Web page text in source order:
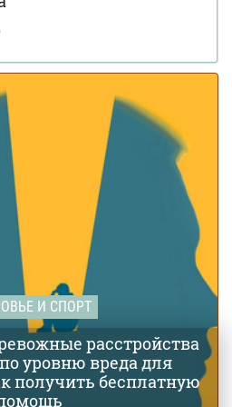
The Ultimate Fighter от
сообщили о
лечении аутизма
И СПОРТ
расстройства
уровню вреда для
получить бесплатную